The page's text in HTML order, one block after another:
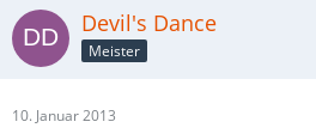
Devil's Dance
Meister
10. Januar 2013